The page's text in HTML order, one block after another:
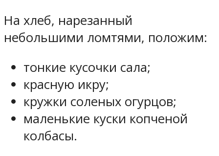
На хлеб, нарезанный
небольшими ломтями, положим:
тонкие кусочки сала;
красную икру;
кружки соленых огурцов;
маленькие куски копченой
колбасы.